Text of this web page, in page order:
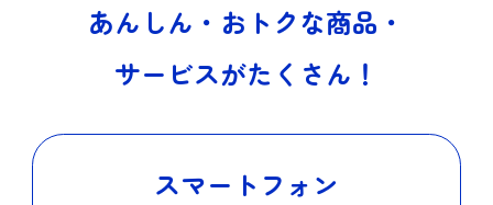
あんしん・おトクな​商品・
サービスがたくさん！​
スマートフォン